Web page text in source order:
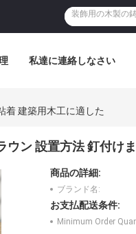
私達に連絡しなさい
着 建築用木工に適した
ウン 設置方法 釘付け
商品の詳細:
ブランド名:
お支払配送条件:
Minimum Order